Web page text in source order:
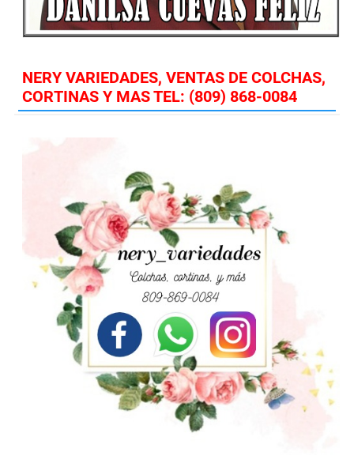
NERY VARIEDADES, VENTAS DE COLCHAS,
CORTINAS Y MAS TEL: (809) 868-0084